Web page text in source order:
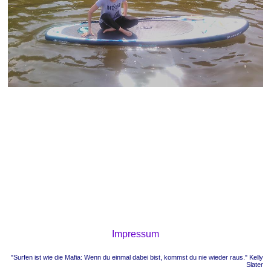
Impressum
"Surfen ist wie die Mafia: Wenn du einmal dabei bist, kommst du nie wieder raus." Kelly
Slater